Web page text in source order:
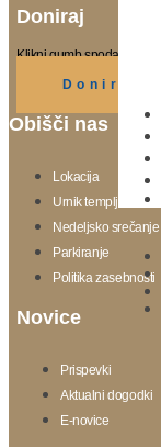
Doniraj
Klikni gumb spodaj.
Doniraj
Obišči nas
Lokacija
Urnik templja
Nedeljsko srečanje
Parkiranje
Politika zasebnosti
Novice
Prispevki
Aktualni dogodki
E-novice